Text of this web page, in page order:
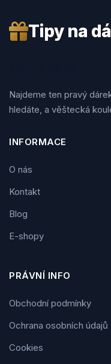
Tipy na
Najdeme ten pravý
hledáte, a věštecká
INFORMACE
O nás
Kontakt
Blog
E-shopy
PRÁVNÍ INFO
Obchodní podmínky
Ochrana osobních údajů
Cookies